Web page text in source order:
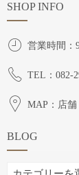
SHOP INFO
営業時間：
TEL：082-
MAP：店舗
BLOG
BLOG